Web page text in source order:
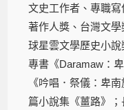
文史工作者、專職
著作人獎、台灣文
球星雲文學歷史小
專書《Daramaw：
《吟唱．祭儀：卑
篇小說集《薑路》